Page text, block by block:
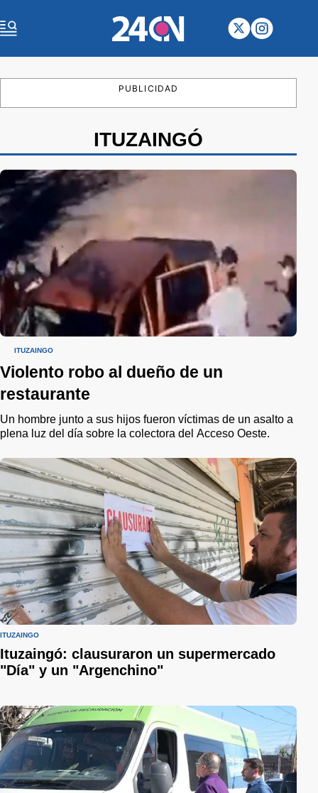
PUBLICIDAD
ITUZAINGÓ
ITUZAINGÓ
Violento robo al dueño de un
restaurante
Un hombre junto a sus hijos fueron víctimas de un asalto a
plena luz del día sobre la colectora del Acceso Oeste.
ITUZAINGÓ
Ituzaingó: clausuraron un supermercado
"Día" y un "Argenchino"